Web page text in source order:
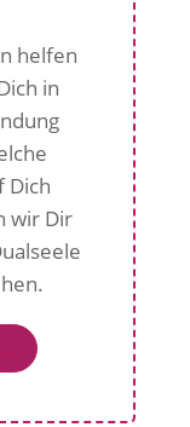
helfen
in
Dich
wir Dir